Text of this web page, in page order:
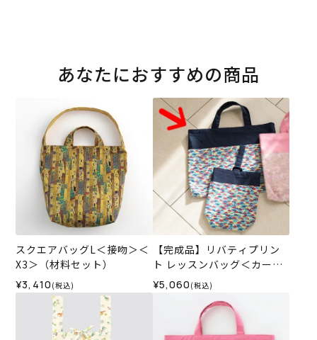
あなたにおすすめの商品
スクエアバッグL＜接吻＞＜
X3＞（材料セット）
¥3,410 (税込)
【完成品】リバティプリン
ト レッスンバッグ＜カーズ
＞
¥5,060 (税込)